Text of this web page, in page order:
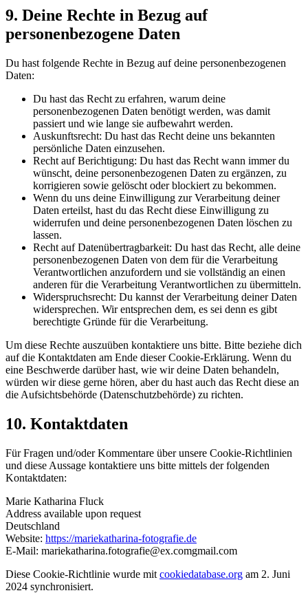
9. Deine Rechte in Bezug auf
personenbezogene Daten
Du hast folgende Rechte in Bezug auf deine personenbezogenen
Daten:
Du hast das Recht zu erfahren, warum deine
personenbezogenen Daten benötigt werden, was damit
passiert und wie lange sie aufbewahrt werden.
Auskunftsrecht: Du hast das Recht deine uns bekannten
persönliche Daten einzusehen.
Recht auf Berichtigung: Du hast das Recht wann immer du
wünscht, deine personenbezogenen Daten zu ergänzen, zu
korrigieren sowie gelöscht oder blockiert zu bekommen.
Wenn du uns deine Einwilligung zur Verarbeitung deiner
Daten erteilst, hast du das Recht diese Einwilligung zu
widerrufen und deine personenbezogenen Daten löschen zu
lassen.
Recht auf Datenübertragbarkeit: Du hast das Recht, alle deine
personenbezogenen Daten von dem für die Verarbeitung
Verantwortlichen anzufordern und sie vollständig an einen
anderen für die Verarbeitung Verantwortlichen zu übermitteln.
Widerspruchsrecht: Du kannst der Verarbeitung deiner Daten
widersprechen. Wir entsprechen dem, es sei denn es gibt
berechtigte Gründe für die Verarbeitung.
Um diese Rechte auszuüben kontaktiere uns bitte. Bitte beziehe dich
auf die Kontaktdaten am Ende dieser Cookie-Erklärung. Wenn du
eine Beschwerde darüber hast, wie wir deine Daten behandeln,
würden wir diese gerne hören, aber du hast auch das Recht diese an
die Aufsichtsbehörde (Datenschutzbehörde) zu richten.
10. Kontaktdaten
Für Fragen und/oder Kommentare über unsere Cookie-Richtlinien
und diese Aussage kontaktiere uns bitte mittels der folgenden
Kontaktdaten:
Marie Katharina Fluck
Address available upon request
Deutschland
Website: https://mariekatharina-fotografie.de
E-Mail: mariekatharina.fotografie@ex.comgmail.com
Diese Cookie-Richtlinie wurde mit cookiedatabase.org am 2. Juni
2024 synchronisiert.